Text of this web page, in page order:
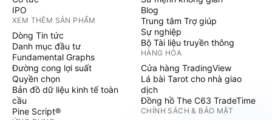
IPO
XEM THÊM SẢN PHẨM
Dòng Tin tức
Danh mục đầu tư
Fundamental Graphs
Đường cong lợi suất
Quyền chọn
Bản đồ dữ liệu kinh tế toàn
cầu
Pine Script®
Blog
Trung tâm Trợ giúp
Sự nghiệp
Bộ Tài liệu truyền thông
HÀNG HÓA
Cửa hàng TradingView
Lá bài Tarot cho nhà giao
dịch
Đồng hồ The C63 TradeTime
CHÍNH SÁCH & BẢO MẬT